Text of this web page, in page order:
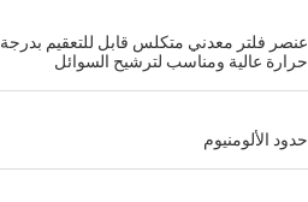
عنصر فلتر معدني متكلس قابل للتعقيم بدرجة
حرارة عالية ومناسب لترشيح السوائل
حدود الألومنيوم